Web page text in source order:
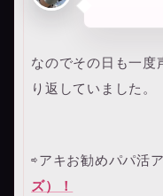
なのでその日も一度
り返していました。
⇨アキお勧めパパ活
ズ）！